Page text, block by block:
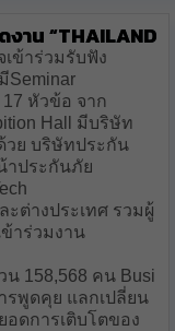
งาน “Thailand
เข้าร่วมรับฟัง
Seminar
หัวข้อ จาก
Hall มีบริษัท
วย บริษัทประกัน
าประกันภัย
ะต่างประเทศ รวมผู้
าร่วมงาน
น 158,568 คน Busi
รพูดคุย แลกเปลี่ยน
ดการเติบโตของ